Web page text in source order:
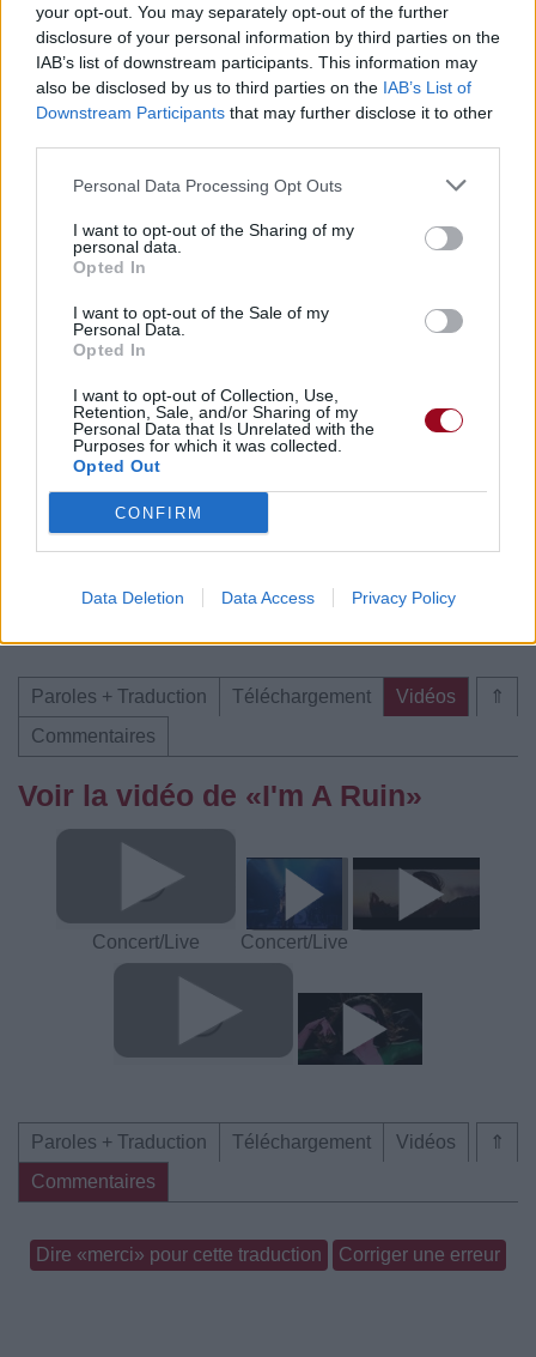
your opt-out. You may separately opt-out of the further
disclosure of your personal information by third parties on the
IAB’s list of downstream participants. This information may
also be disclosed by us to third parties on the IAB’s List of
Downstream Participants that may further disclose it to other
Personal Data Processing Opt Outs
I want to opt-out of the Sharing of my
personal data.
Opted In
I want to opt-out of the Sale of my
Personal Data.
Opted In
I want to opt-out of Collection, Use,
Retention, Sale, and/or Sharing of my
Personal Data that Is Unrelated with the
Purposes for which it was collected.
Opted Out
CONFIRM
Data Deletion Data Access Privacy Policy
Publié par Frayja 26549 5 5 7
le 28 janvier 2015 à
9h36.
Chanteurs : Marina (Marina & The
Diamonds)
Paroles + Traduction
Vidéos
Pour prolonger le plaisir musical :
Vous aimez chanter, apprenez la guitare chez
Télécharger légalement les MP3 ou trouver le CD sur
Trouver un instrument de musique ou une partition au
⇑
Paroles + Traduction Téléchargement
Vidéos
Commentaires
Voir la vidéo de «I'm A Ruin»
Concert/Live Concert/Live
⇑
Paroles + Traduction Téléchargement
Vidéos
Commentaires
Dire «merci» pour cette traduction Corriger une erreur